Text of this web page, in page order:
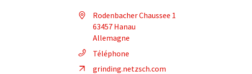
Rodenbacher Chaussee 1
63457 Hanau
Allemagne
Téléphone
grinding.netzsch.com